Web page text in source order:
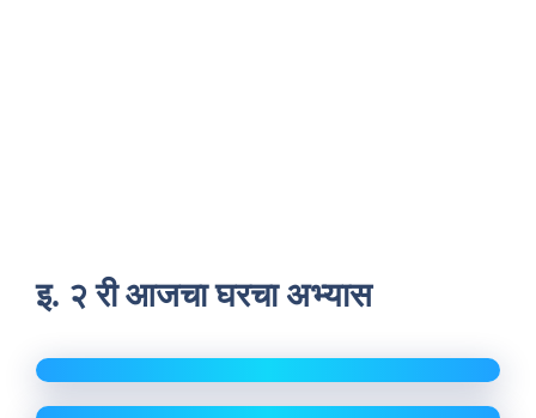
इ. २ री आजचा घरचा अभ्यास